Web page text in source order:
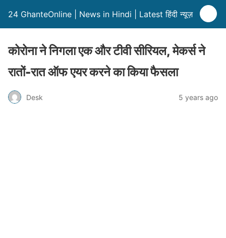
24 GhanteOnline | News in Hindi | Latest हिंदी न्यूज़
कोरोना ने निगला एक और टीवी सीरियल, मेकर्स ने
रातों-रात ऑफ एयर करने का किया फैसला
Desk 5 years ago